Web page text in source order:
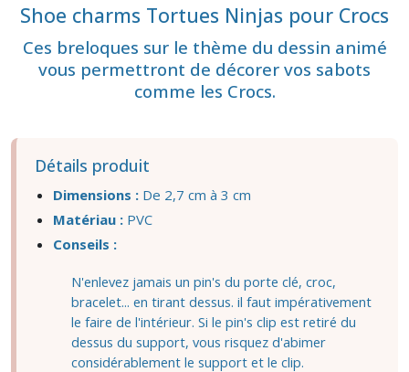
Shoe charms Tortues Ninjas pour Crocs
Ces breloques sur le thème du dessin animé
vous permettront de décorer vos sabots
comme les Crocs.
Détails produit
Dimensions : De 2,7 cm à 3 cm
Matériau : PVC
Conseils :
N'enlevez jamais un pin's du porte clé, croc,
bracelet... en tirant dessus. il faut impérativement
le faire de l'intérieur. Si le pin's clip est retiré du
dessus du support, vous risquez d'abimer
considérablement le support et le clip.